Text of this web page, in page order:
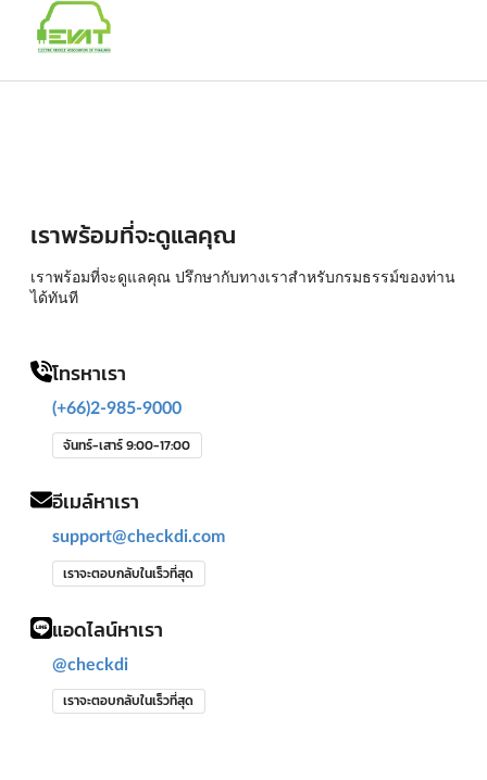
เราพร้อมที่จะดูแลคุณ
เราพร้อมที่จะดูแลคุณ ปรึกษากับทางเราสำหรับกรมธรรม์ของท่าน
ได้ทันที
โทรหาเรา
(+66)2-985-9000
จันทร์-เสาร์ 9:00-17:00
อีเมล์หาเรา
support@checkdi.com
เราจะตอบกลับในเร็วที่สุด
แอดไลน์หาเรา
@checkdi
เราจะตอบกลับในเร็วที่สุด